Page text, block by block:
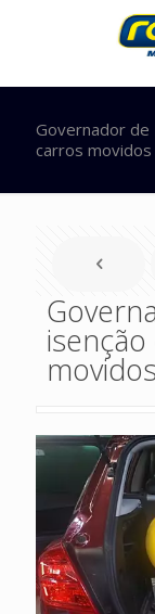
Governador de
carros movidos